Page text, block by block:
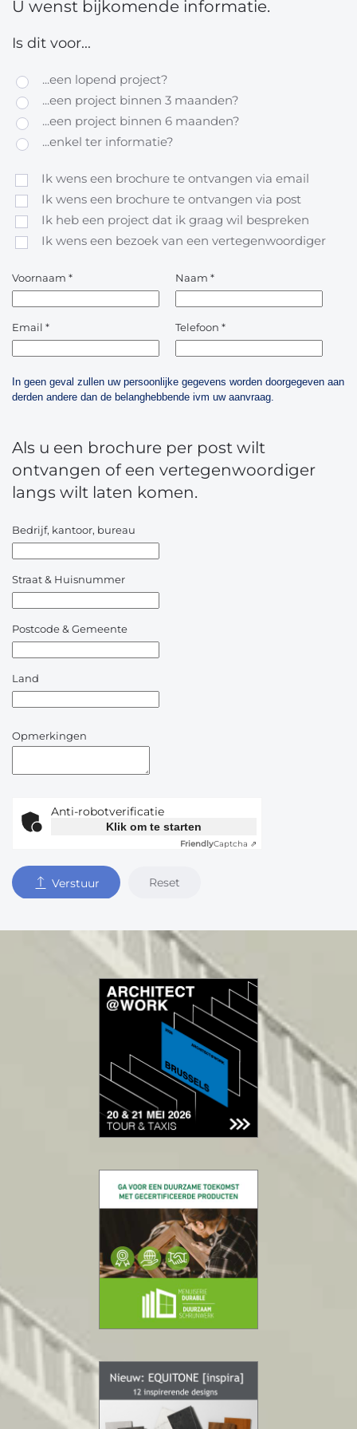
U wenst bijkomende informatie.
Is dit voor...
...een lopend project?
...een project binnen 3 maanden?
...een project binnen 6 maanden?
...enkel ter informatie?
Ik wens een brochure te ontvangen via email
Ik wens een brochure te ontvangen via post
Ik heb een project dat ik graag wil bespreken
Ik wens een bezoek van een vertegenwoordiger
Voornaam * Naam *
Email * Telefoon *
In geen geval zullen uw persoonlijke gegevens worden doorgegeven aan
derden andere dan de belanghebbende ivm uw aanvraag.
Als u een brochure per post wilt
ontvangen of een vertegenwoordiger
langs wilt laten komen.
Bedrijf, kantoor, bureau
Straat & Huisnummer
Postcode & Gemeente
Land
Opmerkingen
Anti-robotverificatie
Klik om te starten
FriendlyCaptcha ⇗
Verstuur Reset